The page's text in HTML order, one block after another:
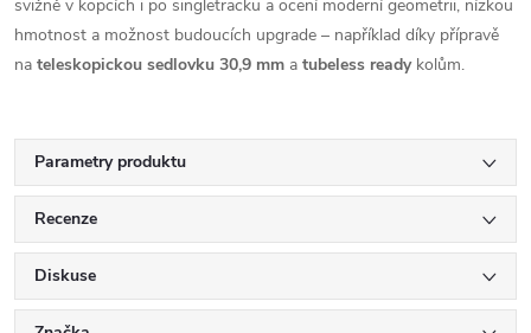
svižně v kopcích i po singletracku a ocení moderní geometrii, nízkou
hmotnost a možnost budoucích upgrade – například díky přípravě
na teleskopickou sedlovku 30,9 mm a tubeless readykolům.
Parametry produktu
Recenze
Diskuse